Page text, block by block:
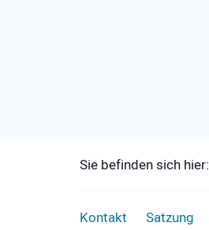
Sie befinden sich hier:
Kontakt Satzung